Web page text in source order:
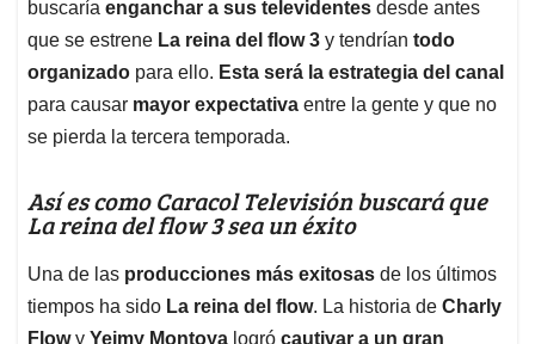
buscaría enganchar a sus televidentes desde antes
que se estrene La reina del flow 3 y tendrían todo
organizado para ello. Esta será la estrategia del canal
para causar mayor expectativa entre la gente y que no
se pierda la tercera temporada.
Así es como Caracol Televisión buscará que
La reina del flow 3 sea un éxito
Una de las producciones más exitosas de los últimos
tiempos ha sido La reina del flow. La historia de Charly
Flowy Yeimy Montoya logró cautivar a un gran